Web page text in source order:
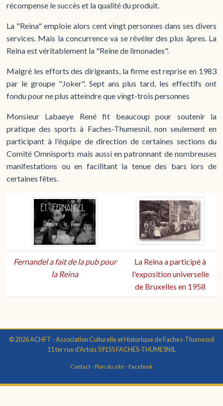
récompense le succès et la qualité du produit.
La "Reina" emploie alors cent vingt personnes dans ses divers
services. Mais la concurrence va se révéler des plus âpres. La
Reina est véritablement la "Reine de limonades".
Malgré les efforts des dirigeants, la firme est reprise en 1983
par le groupe "Joker". Sept ans plus tard, les effectifs ont
fondu pour ne plus atteindre que vingt-trois personnes
Monsieur Labaeye René fit beaucoup pour soutenir la
pratique des sports à Faches-Thumesnil, non seulement en
participant à l'équipe de direction de certaines sections du
Comité Omnisports mais aussi en patronnant de nombreuses
manifestations ou en facilitant la tenue des bars lors de
certaines fêtes.
Fernandel a fait de la pub pour
la Reina
La Reina a participé à
l'exposition universelle
de Bruxelles en 1958
© 2026 ACHFT - Association Culturelle et Historique de Faches-Thumesnil
11 ter rue d'Artois 59155 FACHES-THUMESNIL
Contact- Plan du site - Facebook